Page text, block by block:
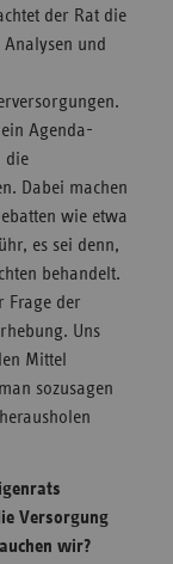
der Rat die
und
Agenda-
die
Dabei machen
wie etwa
es sei denn,
behandelt.
Frage der
Uns
Mittel
sozusagen
Versorgung
wir?